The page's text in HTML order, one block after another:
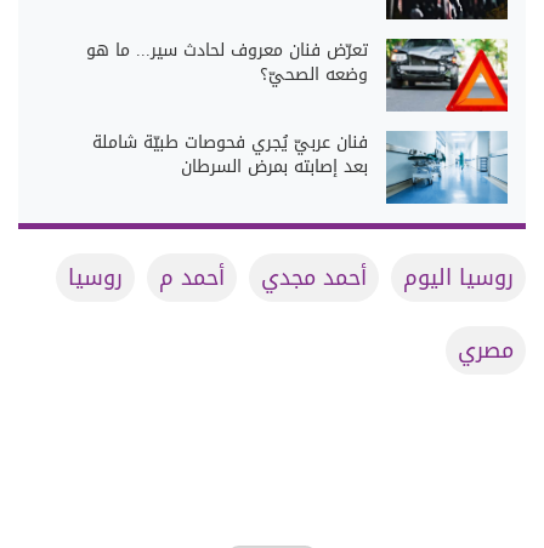
تعرّض فنان معروف لحادث سير... ما هو
وضعه الصحيّ؟
فنان عربيّ يُجري فحوصات طبيّة شاملة
بعد إصابته بمرض السرطان
روسيا اليوم أحمد مجدي أحمد م
روسيا
مصري